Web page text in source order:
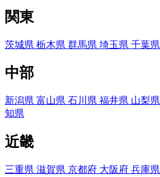
関東
茨城県 栃木県 群馬県 埼玉県 千葉県
中部
新潟県 富山県 石川県 福井県 山梨県
知県
近畿
三重県 滋賀県 京都府 大阪府 兵庫県